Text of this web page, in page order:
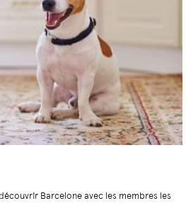
Barcelone avec les membres les